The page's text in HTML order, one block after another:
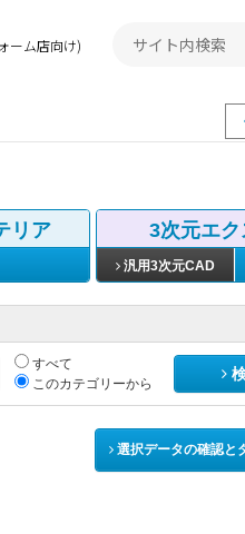
ーム店向け)
リア 3次元エ
汎用3次元CAD
すべて
このカテゴリーから
選択データの確認と